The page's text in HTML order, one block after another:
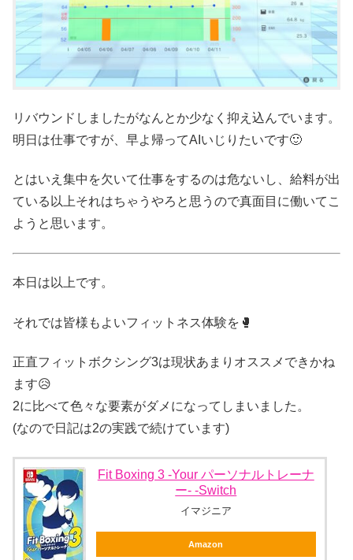
リバウンドしましたがなんとか少なく抑え込んでいます。
明日は仕事ですが、早よ帰ってAIいじりたいです🙂
とはいえ集中を欠いて仕事をするのは危ないし、給料が出
ている以上それはちゃうやろと思うので真面目に働いてこ
ようと思います。
本日は以上です。
それでは皆様もよいフィットネス体験を🥊
正直フィットボクシング3は現状あまりオススメできかね
ます😥
2に比べて色々な要素がダメになってしまいました。
(なので日記は2の実践で続けています)
Fit Boxing 3 -Your パーソナルトレーナ
ー- -Switch
イマジニア
Amazon